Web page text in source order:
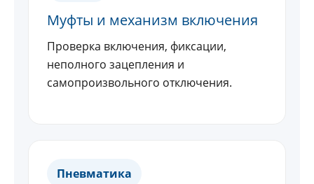
Муфты и механизм включения
Проверка включения, фиксации,
неполного зацепления и
самопроизвольного отключения.
Пневматика